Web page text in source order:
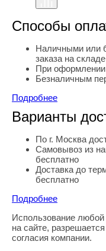
Способы
Наличными или
заказа на
При оформлении
Безналичным
Подробнее
Варианты
По г. Москва
Самовывоз из
бесплатно
Доставка до
бесплатно
Подробнее
Правовая информация
Использование
на сайте,
согласия компании.